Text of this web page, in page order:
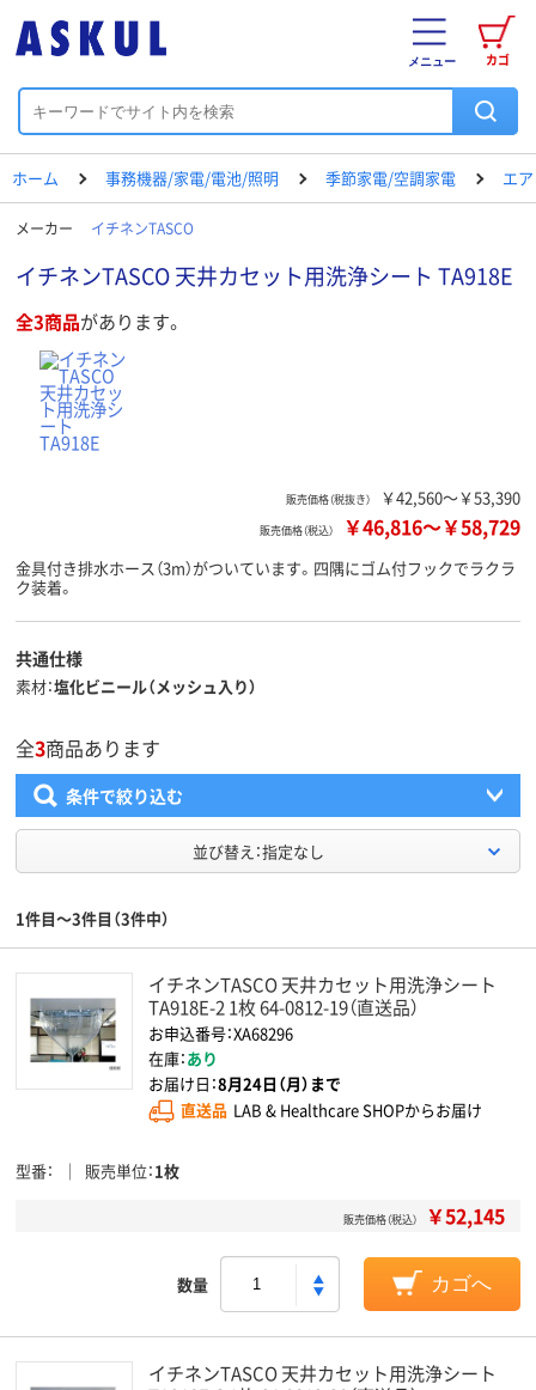
カゴ
メニュー
ホーム 事務機器/家電/電池/照明 季節家電/空調家電 エ
メーカー イチネンTASCO
イチネンTASCO 天井カセット用洗浄シート TA918E
全3商品があります。
販売価格（税抜き） ￥42,560～￥53,390
販売価格（税込） ￥46,816～￥58,729
金具付き排水ホース（3m）がついています。四隅にゴム付フックでラクラ
ク装着。
共通仕様
素材 塩化ビニール（メッシュ入り）
全3商品あります
条件で絞り込む
並び替え：指定なし
1件目～3件目（3件中）
イチネンTASCO 天井カセット用洗浄シート
TA918E-2 1枚 64-0812-19（直送品）
お申込番号：XA68296
在庫：あり
お届け日：8月24日（月）まで
直送品 LAB & Healthcare SHOPからお届け
型番 販売単位 1枚
販売価格（税込） ￥52,145
数量 カゴへ
イチネンTASCO 天井カセット用洗浄シート